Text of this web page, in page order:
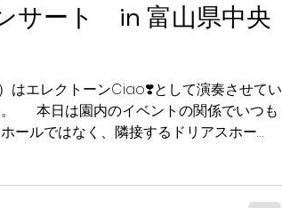
サート in 富山県中央
はエレクトーンCiao❣️として演奏させてい
本日は園内のイベントの関係でいつも
ールではなく、隣接するドリアスホー